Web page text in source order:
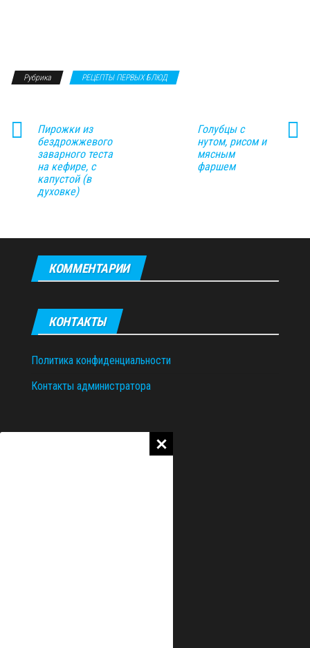
Рубрика РЕЦЕПТЫ ПЕРВЫХ БЛЮД
Пирожки из
бездрожжевого
заварного теста
на кефире, с
капустой (в
духовке)
Голубцы с
нутом, рисом и
мясным
фаршем
КОММЕНТАРИИ
КОНТАКТЫ
Политика конфиденциальности
Контакты администратора